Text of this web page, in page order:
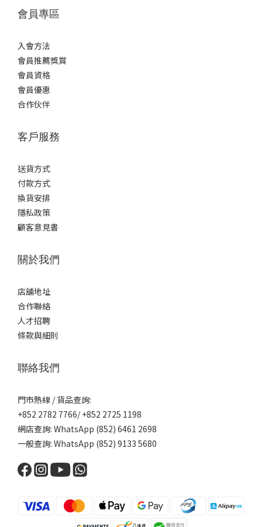
會員專區
入會方法
會員推薦獎賞
會員資格
會員優惠
合作伙伴
客戶服務
送貨方式
付款方式
換貨安排
隱私政策
顧客意見書
關於我們
店舖地址
合作聯絡
人才招聘
條款與細則
聯絡我們
門市熱線 / 貨品查詢:
+852 2782 7766/ +852 2725 1198
網店查詢: WhatsApp (852) 6461 2698
一般查詢: WhatsApp (852) 9133 5680